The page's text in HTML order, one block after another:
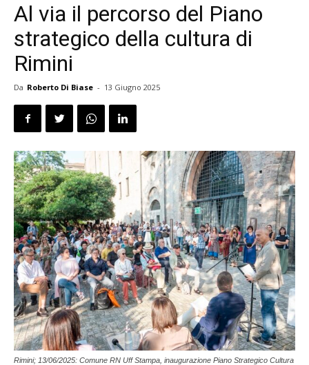
Al via il percorso del Piano
strategico della cultura di
Rimini
Da Roberto Di Biase - 13 Giugno 2025
Rimini; 13/06/2025: Comune RN Uff Stampa, inaugurazione Piano Strategico Cultura